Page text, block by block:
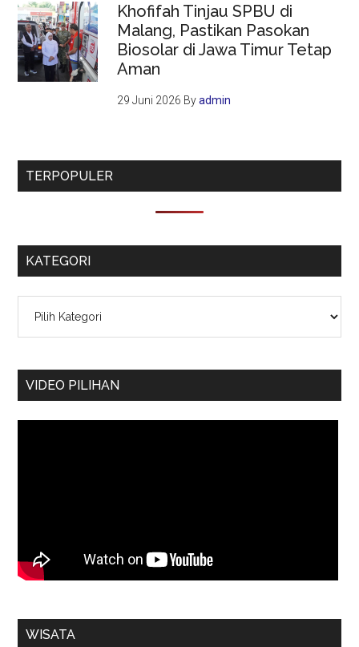
Khofifah Tinjau SPBU di
Malang, Pastikan Pasokan
Biosolar di Jawa Timur Tetap
Aman
29 Juni 2026 Byadmin
TERPOPULER
KATEGORI
VIDEO PILIHAN
WISATA